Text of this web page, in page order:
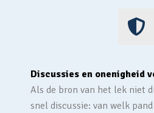
Discussies en onenigheid
Als de bron van het lek niet
snel discussie: van welk